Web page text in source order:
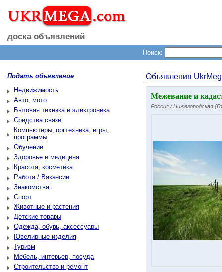
доска объявлений
Поиск:
Подать объявление
Недвижимость
Авто, мото
Бытовая техника и электроника
Средства связи
Компьютеры, оргтехника, игры,
программы
Обучение
Здоровье и медицина
Красота, косметика
Работа / Вакансии
Знакомства
Спорт
Животные и растения
Детские товары
Одежда, обувь, аксессуары
Ювелирные изделия
Туризм
Мебель, интерьер, посуда
Строительство и ремонт
Объявления
Межевание и
Россия /Нижегородская